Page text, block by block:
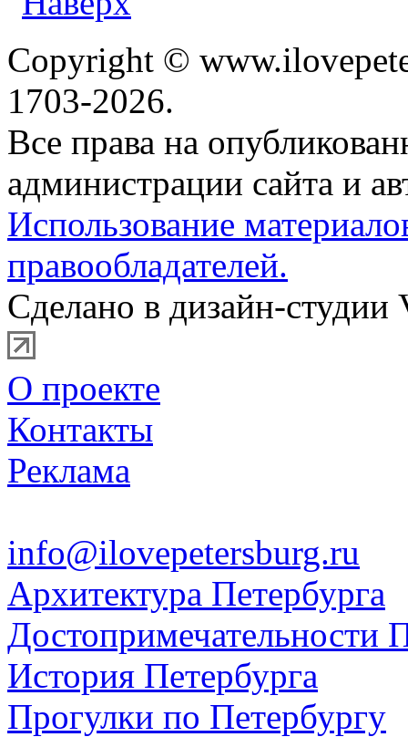
Copyright ©
1703-2026.
Все права на
администрации сайта и
Использование
правообладателей.
Сделано в дизайн-студии
О проекте
Контакты
Реклама
info@ilovepetersburg.ru
Архитектура Петербурга
Достопримечательности
История Петербурга
Прогулки по Петербургу